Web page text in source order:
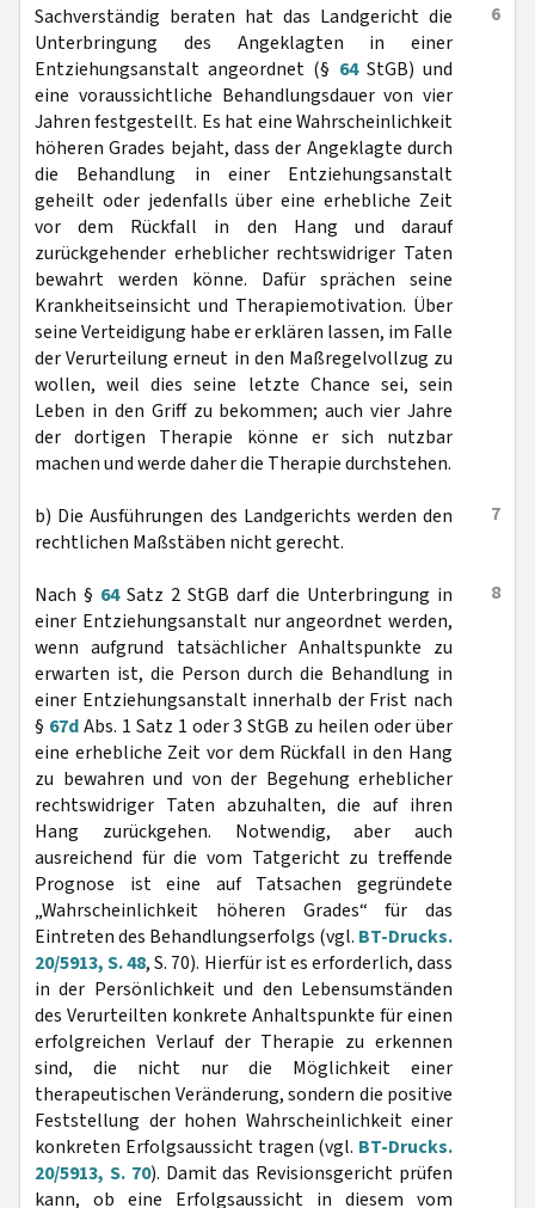
6
Sachverständig beraten hat das Landgericht die
Unterbringung des Angeklagten in einer
Entziehungsanstalt angeordnet (§ 64StGB) und
eine voraussichtliche Behandlungsdauer von vier
Jahren festgestellt. Es hat eine Wahrscheinlichkeit
höheren Grades bejaht, dass der Angeklagte durch
die Behandlung in einer Entziehungsanstalt
geheilt oder jedenfalls über eine erhebliche Zeit
vor dem Rückfall in den Hang und darauf
zurückgehender erheblicher rechtswidriger Taten
bewahrt werden könne. Dafür sprächen seine
Krankheitseinsicht und Therapiemotivation. Über
seine Verteidigung habe er erklären lassen, im Falle
der Verurteilung erneut in den Maßregelvollzug zu
wollen, weil dies seine letzte Chance sei, sein
Leben in den Griff zu bekommen; auch vier Jahre
der dortigen Therapie könne er sich nutzbar
machen und werde daher die Therapie durchstehen.
7
b) Die Ausführungen des Landgerichts werden den
rechtlichen Maßstäben nicht gerecht.
8
Nach § 64Satz 2 StGB darf die Unterbringung in
einer Entziehungsanstalt nur angeordnet werden,
wenn aufgrund tatsächlicher Anhaltspunkte zu
erwarten ist, die Person durch die Behandlung in
einer Entziehungsanstalt innerhalb der Frist nach
§ 67dAbs. 1 Satz 1 oder 3 StGB zu heilen oder über
eine erhebliche Zeit vor dem Rückfall in den Hang
zu bewahren und von der Begehung erheblicher
rechtswidriger Taten abzuhalten, die auf ihren
Hang zurückgehen. Notwendig, aber auch
ausreichend für die vom Tatgericht zu treffende
Prognose ist eine auf Tatsachen gegründete
„Wahrscheinlichkeit höheren Grades“ für das
Eintreten des Behandlungserfolgs (vgl. BT-Drucks.
20/5913, S. 48, S. 70). Hierfür ist es erforderlich, dass
in der Persönlichkeit und den Lebensumständen
des Verurteilten konkrete Anhaltspunkte für einen
erfolgreichen Verlauf der Therapie zu erkennen
sind, die nicht nur die Möglichkeit einer
therapeutischen Veränderung, sondern die positive
Feststellung der hohen Wahrscheinlichkeit einer
konkreten Erfolgsaussicht tragen (vgl. BT-Drucks.
20/5913, S. 70). Damit das Revisionsgericht prüfen
kann, ob eine Erfolgsaussicht in diesem vom